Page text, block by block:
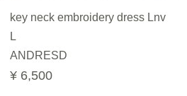
key neck embroidery dress Lnv
L
ANDRESD
¥ 6,500